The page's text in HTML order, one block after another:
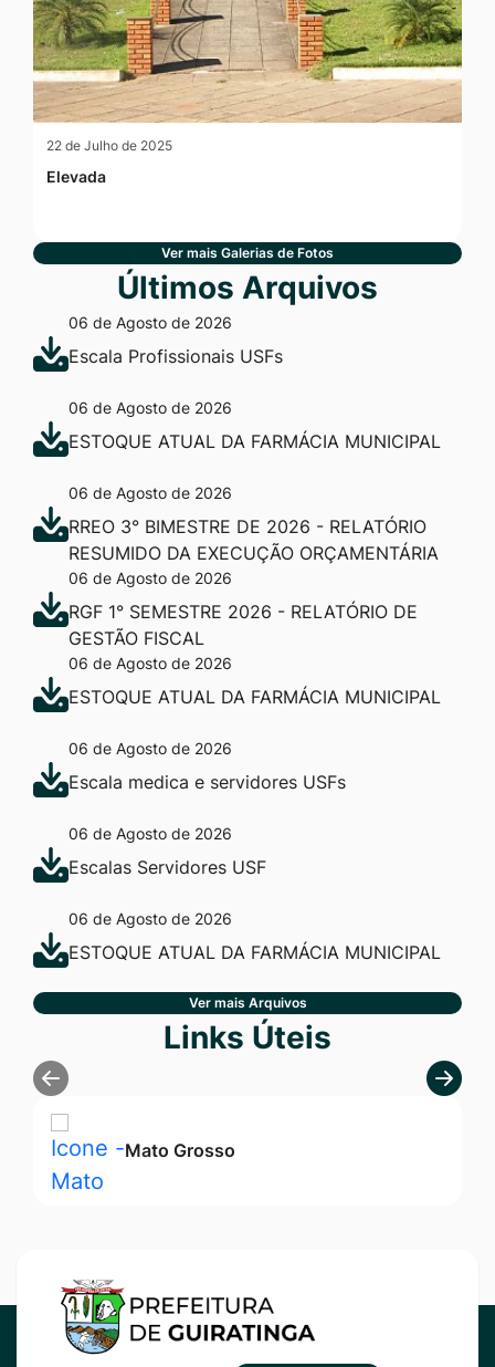
22 de Julho de 2025
Elevada
Ver mais Galerias de Fotos
Últimos Arquivos
06 de Agosto de 2026
Escala Profissionais USFs
06 de Agosto de 2026
ESTOQUE ATUAL DA FARMÁCIA MUNICIPAL
06 de Agosto de 2026
RREO 3° BIMESTRE DE 2026 - RELATÓRIO
RESUMIDO DA EXECUÇÃO ORÇAMENTÁRIA
06 de Agosto de 2026
RGF 1° SEMESTRE 2026 - RELATÓRIO DE
GESTÃO FISCAL
06 de Agosto de 2026
ESTOQUE ATUAL DA FARMÁCIA MUNICIPAL
06 de Agosto de 2026
Escala medica e servidores USFs
06 de Agosto de 2026
Escalas Servidores USF
06 de Agosto de 2026
ESTOQUE ATUAL DA FARMÁCIA MUNICIPAL
Ver mais Arquivos
Seção Links ÚteisLinks Úteis
Mato Grosso